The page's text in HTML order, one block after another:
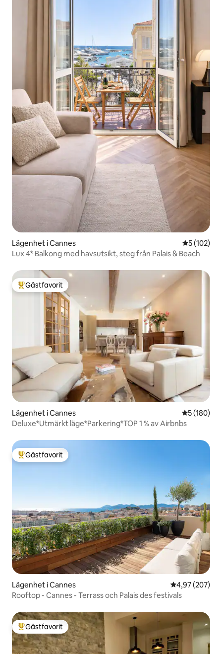
Lägenhet i Cannes 5 av 5 i
5 (102)
Lux 4* Balkong med havsutsikt, steg från Palais & Beach
Populär gästfavorit
Gästfavorit
Lägenhet i Cannes 5 av 5 i
5 (180)
Deluxe*Utmärkt läge*Parkering*TOP 1 % av Airbnbs
Populär gästfavorit
Gästfavorit
Lägenhet i Cannes 4,97 av 5 i
4,97 (207)
Rooftop - Cannes - Terrass och Palais des festivals
Populär gästfavorit
Gästfavorit